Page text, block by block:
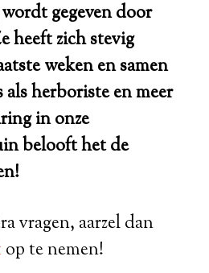
gegeven door
heeft zich stevig
weken en samen
herboriste en meer
in onze
belooft het de
vragen, aarzel dan
op te nemen!